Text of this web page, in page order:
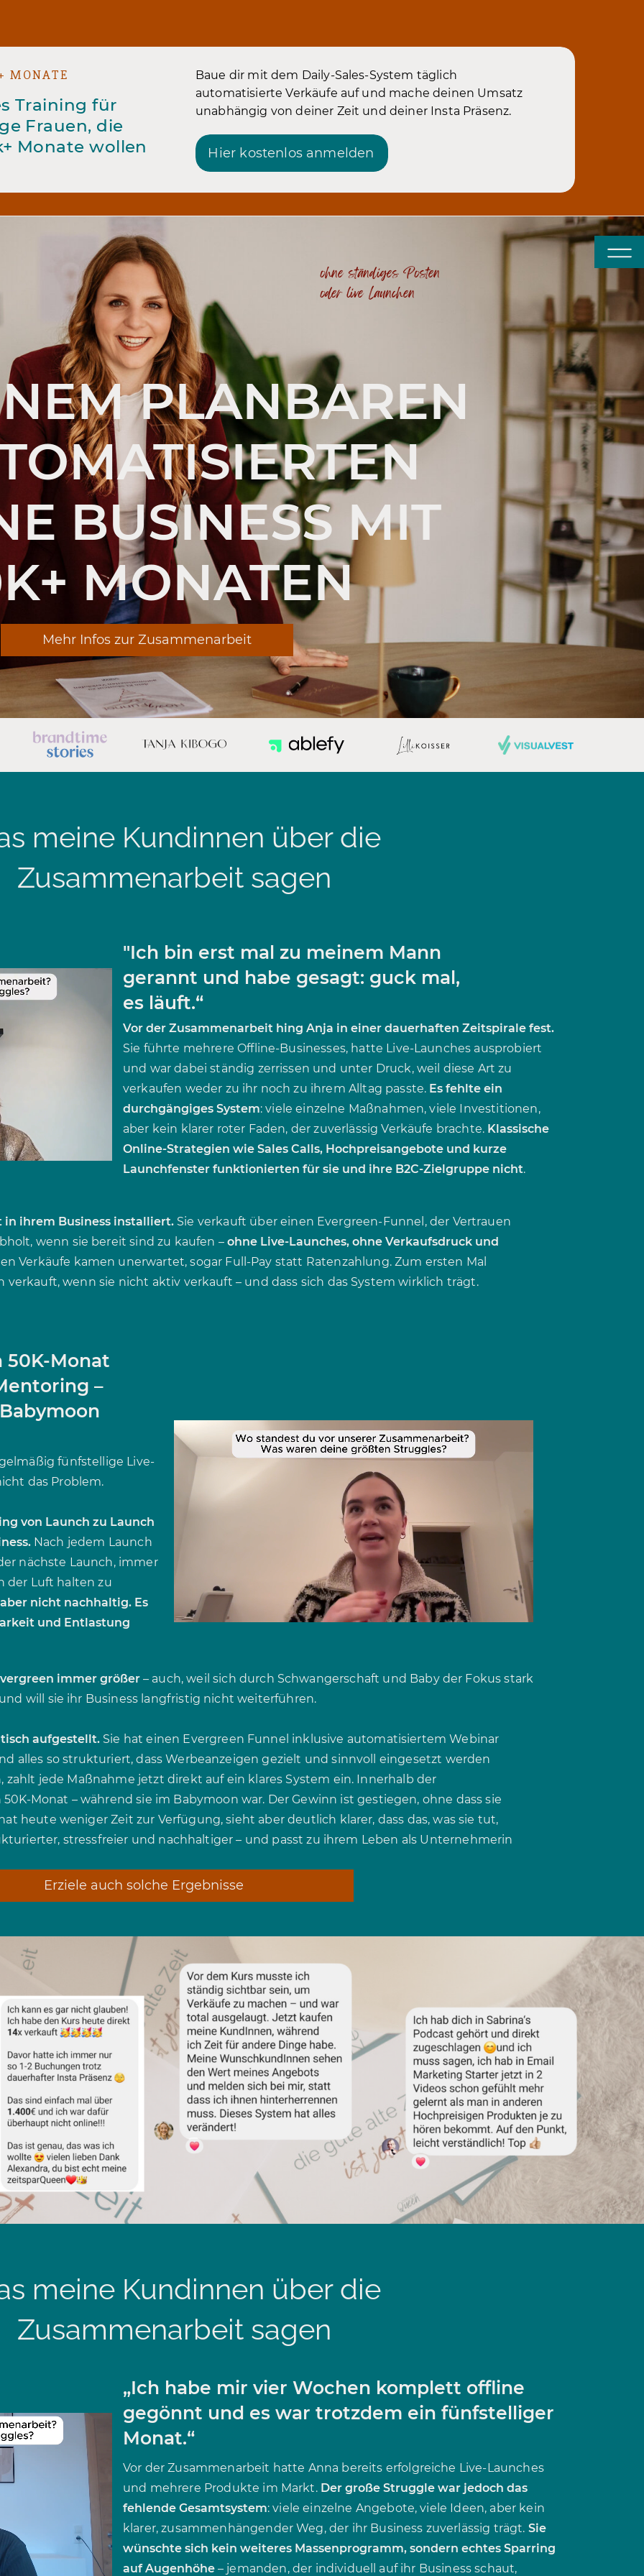
MONATE
Training für
Frauen, die
Monate wollen
Baue dir mit dem Daily-Sales-System täglich
automatisierte Verkäufe auf und mache deinen Umsatz
unabhängig von deiner Zeit und deiner Insta Präsenz.
Hier kostenlos anmelden
PLANBAREN
BUSINESS MIT
MONATEN
Mehr Infos zur Zusammenarbeit
ohne ständiges Posten
oder live Launchen
meine Kundinnen über die
Zusammenarbeit sagen
Vor der Zusammenarbeit hing Anja in einer dauerhaften Zeitspirale fest.
Sie führte mehrere Offline-Businesses, hatte Live-Launches ausprobiert
und war dabei ständig zerrissen und unter Druck, weil diese Art zu
verkaufen weder zu ihr noch zu ihrem Alltag passte. Es fehlte ein
durchgängiges System: viele einzelne Maßnahmen, viele Investitionen,
aber kein klarer roter Faden, der zuverlässig Verkäufe brachte. Klassische
Online-Strategien wie Sales Calls, Hochpreisangebote und kurze
Launchfenster funktionierten für sie und ihre B2C-Zielgruppe nicht.
"Ich bin erst mal zu meinem Mann
gerannt und habe gesagt: guck mal,
es läuft.“
in ihrem Business installiert. Sie verkauft über einen Evergreen-Funnel, der Vertrauen
wenn sie bereit sind zu kaufen – ohne Live-Launches, ohne Verkaufsdruck und
Verkäufe kamen unerwartet, sogar Full-Pay statt Ratenzahlung. Zum ersten Mal
verkauft, wenn sie nicht aktiv verkauft – und dass sich das System wirklich trägt.
Monat
–
fünfstellige Live-
das Problem.
von Launch zu Launch
Nach jedem Launch
nächste Launch, immer
der Luft halten zu
nicht nachhaltig. Es
und Entlastung
immer größer – auch, weil sich durch Schwangerschaft und Baby der Fokus stark
will sie ihr Business langfristig nicht weiterführen.
aufgestellt. Sie hat einen Evergreen Funnel inklusive automatisiertem Webinar
alles so strukturiert, dass Werbeanzeigen gezielt und sinnvoll eingesetzt werden
zahlt jede Maßnahme jetzt direkt auf ein klares System ein. Innerhalb der
Monat – während sie im Babymoon war. Der Gewinn ist gestiegen, ohne dass sie
heute weniger Zeit zur Verfügung, sieht aber deutlich klarer, dass das, was sie tut,
stressfreier und nachhaltiger – und passt zu ihrem Leben als Unternehmerin
Erziele auch solche Ergebnisse
meine Kundinnen über die
Zusammenarbeit sagen
Vor der Zusammenarbeit hatte Anna bereits erfolgreiche Live-Launches
und mehrere Produkte im Markt. Der große Struggle war jedoch das
fehlende Gesamtsystem: viele einzelne Angebote, viele Ideen, aber kein
klarer, zusammenhängender Weg, der ihr Business zuverlässig trägt. Sie
wünschte sich kein weiteres Massenprogramm, sondern echtes Sparring
auf Augenhöhe – jemanden, der individuell auf ihr Business schaut,
„Ich habe mir vier Wochen komplett offline
gegönnt und es war trotzdem ein fünfstelliger
Monat.“